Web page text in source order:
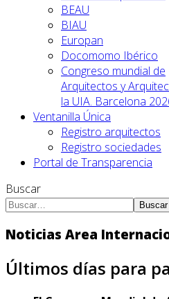
BEAU
BIAU
Europan
Docomomo Ibérico
Congreso mundial de
Arquitectos y
la UIA. Barcelona
Ventanilla Única
Registro arquitectos
Registro sociedades
Portal de Transparencia
Buscar
Buscar
Noticias Area
Últimos días para